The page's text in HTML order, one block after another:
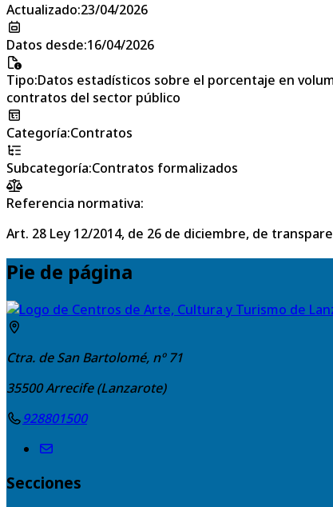
Actualizado:23/04/2026
Datos desde:16/04/2026
Tipo:Datos estadísticos sobre el porcentaje en
contratos del sector público
Categoría:Contratos
Subcategoría:Contratos formalizados
Referencia normativa:
Art. 28 Ley 12/2014, de 26 de diciembre, de
Pie de página
Ctra. de San Bartolomé, nº 71
35500Arrecife (Lanzarote)
928801500
Secciones